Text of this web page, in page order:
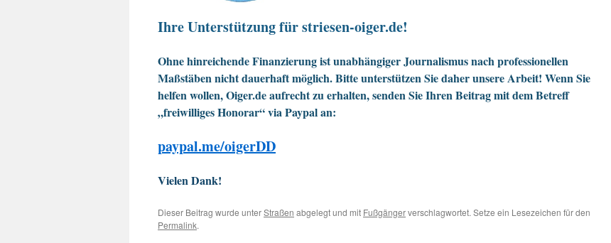
Ihre Unterstützung für striesen-oiger.de!
Ohne hinreichende Finanzierung ist unabhängiger Journalismus nach professionellen
Maßstäben nicht dauerhaft möglich. Bitte unterstützen Sie daher unsere Arbeit! Wenn Sie
helfen wollen, Oiger.de aufrecht zu erhalten, senden Sie Ihren Beitrag mit dem Betreff
„freiwilliges Honorar“ via Paypal an:
paypal.me/oigerDD
Vielen Dank!
Dieser Beitrag wurde unterStraßen abgelegt und mit Fußgängerverschlagwortet. Setze ein Lesezeichen für den
Permalink.